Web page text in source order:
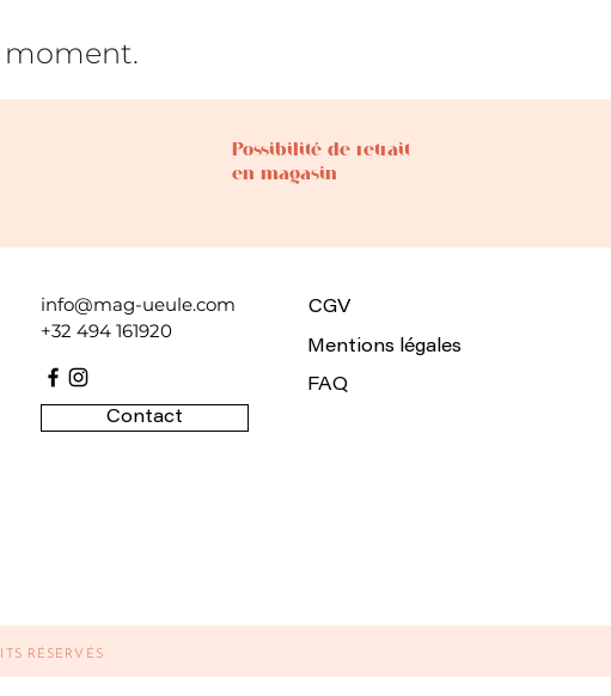
moment.
info@mag-ueule.com
+32 494 161920
CGV
Mentions légales
FAQ
Contact
RÉSERVÉS
Possibilité de retrait
en magasin